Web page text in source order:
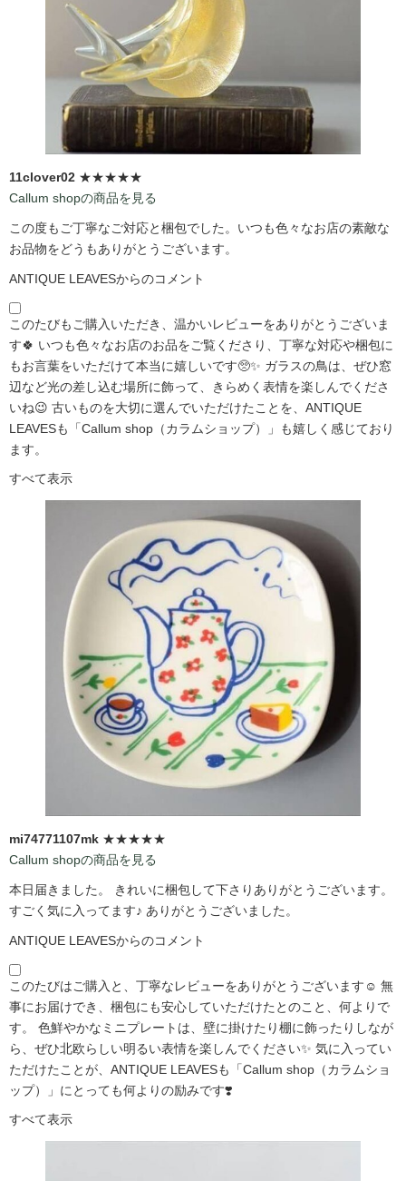
11clover02 ★★★★★
Callum shopの商品を見る
この度もご丁寧なご対応と梱包でした。いつも色々なお店の素敵な
お品物をどうもありがとうございます。
ANTIQUE LEAVESからのコメント
このたびもご購入いただき、温かいレビューをありがとうございま
す🍀 いつも色々なお店のお品をご覧くださり、丁寧な対応や梱包に
もお言葉をいただけて本当に嬉しいです🥺✨ ガラスの鳥は、ぜひ窓
辺など光の差し込む場所に飾って、きらめく表情を楽しんでくださ
いね😉 古いものを大切に選んでいただけたことを、ANTIQUE
LEAVESも「Callum shop（カラムショップ）」も嬉しく感じており
ます。
すべて表示
mi74771107mk ★★★★★
Callum shopの商品を見る
本日届きました。 きれいに梱包して下さりありがとうございます。
すごく気に入ってます♪ ありがとうございました。
ANTIQUE LEAVESからのコメント
このたびはご購入と、丁寧なレビューをありがとうございます☺️ 無
事にお届けでき、梱包にも安心していただけたとのこと、何よりで
す。 色鮮やかなミニプレートは、壁に掛けたり棚に飾ったりしなが
ら、ぜひ北欧らしい明るい表情を楽しんでください✨ 気に入ってい
ただけたことが、ANTIQUE LEAVESも「Callum shop（カラムショ
ップ）」にとっても何よりの励みです❣️
すべて表示